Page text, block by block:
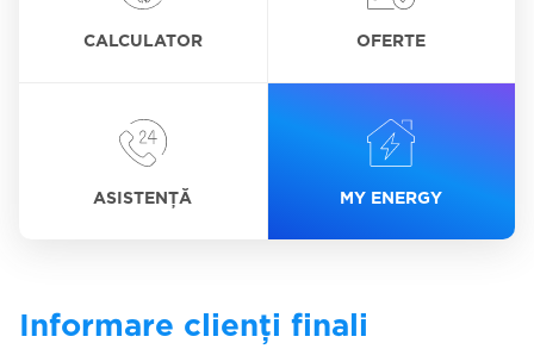
CALCULATOR OFERTE
ASISTENȚĂ MY ENERGY
Informare clienți finali